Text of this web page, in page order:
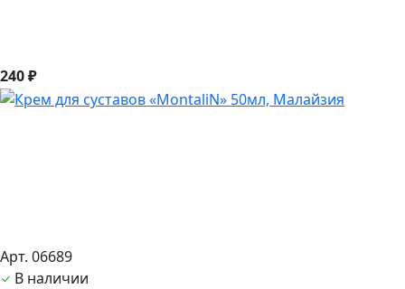
240 ₽
Арт. 06689
В наличии